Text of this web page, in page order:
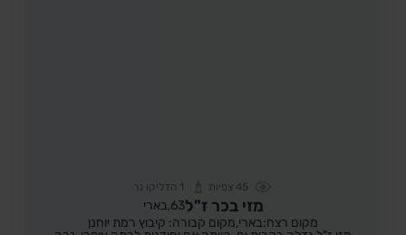
45 צפיות 1 הדליקו נר
מזי בכר ז"ל63, בארי
מקום רצח:בארי,מקום קבורה: קיבוץ רמת יוחנן